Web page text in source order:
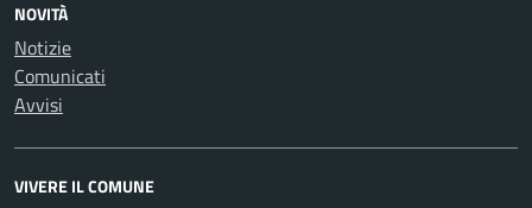
NOVITÀ
Notizie
Comunicati
Avvisi
VIVERE IL COMUNE